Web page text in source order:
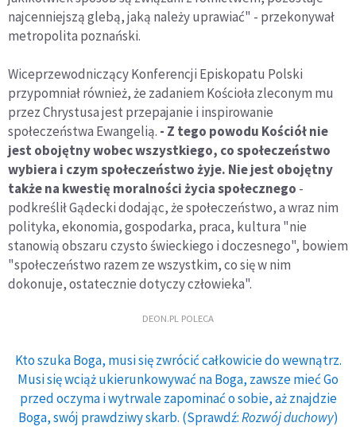
najcenniejszą glebą, jaką należy uprawiać" - przekonywał
metropolita poznański.
Wiceprzewodniczący Konferencji Episkopatu Polski
przypomniał również, że zadaniem Kościoła zleconym mu
przez Chrystusa jest przepajanie i inspirowanie
społeczeństwa Ewangelią. - Z tego powodu Kościół nie
jest obojętny wobec wszystkiego, co społeczeństwo
wybiera i czym społeczeństwo żyje. Nie jest obojętny
także na kwestię moralności życia społecznego -
podkreślił Gądecki dodając, że społeczeństwo, a wraz nim
polityka, ekonomia, gospodarka, praca, kultura "nie
stanowią obszaru czysto świeckiego i doczesnego", bowiem
"społeczeństwo razem ze wszystkim, co się w nim
dokonuje, ostatecznie dotyczy człowieka".
DEON.PL POLECA
Kto szuka Boga, musi się zwrócić całkowicie do wewnątrz.
Musi się wciąż ukierunkowywać na Boga, zawsze mieć Go
przed oczyma i wytrwale zapominać o sobie, aż znajdzie
Boga, swój prawdziwy skarb. (Sprawdź:Rozwój duchowy)